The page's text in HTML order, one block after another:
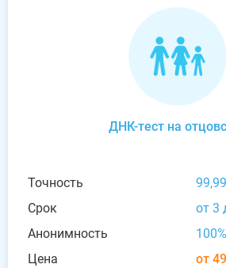
ДНК-тест на
Точность
Срок
от 3
Анонимность
100%
Цена
от